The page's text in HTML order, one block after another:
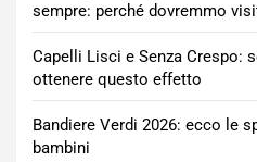
sempre: perché dovremmo
Capelli Lisci e Senza Crespo:
ottenere questo effetto
Bandiere Verdi 2026: ecco le
bambini